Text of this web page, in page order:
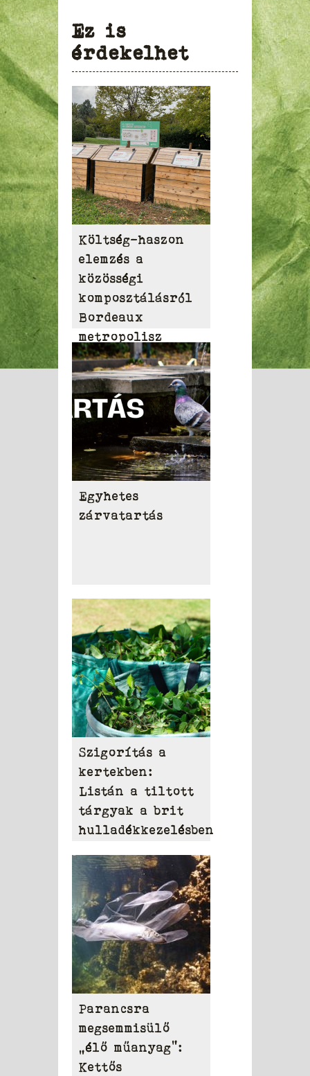
Ez is
érdekelhet
Költség-haszon
elemzés a
közösségi
komposztálásról
Bordeaux
metropolisz
területén
Egyhetes
zárvatartás
Szigorítás a
kertekben:
Listán a tiltott
tárgyak a brit
hulladékkezelésben
Parancsra
megsemmisülő
„élő műanyag”:
Kettős